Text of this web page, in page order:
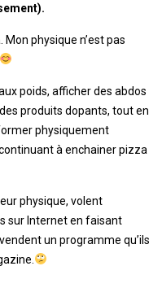
physique n’est pas
poids, afficher des abdos
produits dopants, tout en
physiquement
à enchainer pizza
physique, volent
sur Internet en faisant
un programme qu’ils